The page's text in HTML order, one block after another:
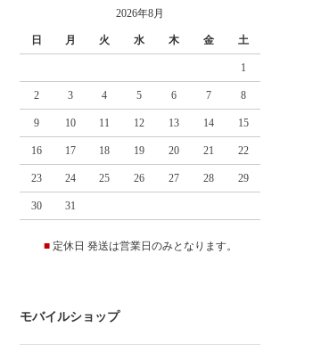
2026年8月
日 月 火 水 木 金 土
1
2 3 4 5 6 7 8
9 10 11 12 13 14 15
16 17 18 19 20 21 22
23 24 25 26 27 28 29
30 31
■定休日 発送は営業日のみとなります。
モバイルショップ